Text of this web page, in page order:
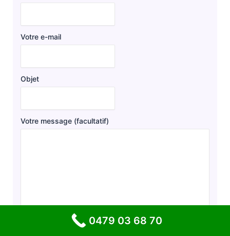
Votre e-mail
Objet
Votre message (facultatif)
0479 03 68 70